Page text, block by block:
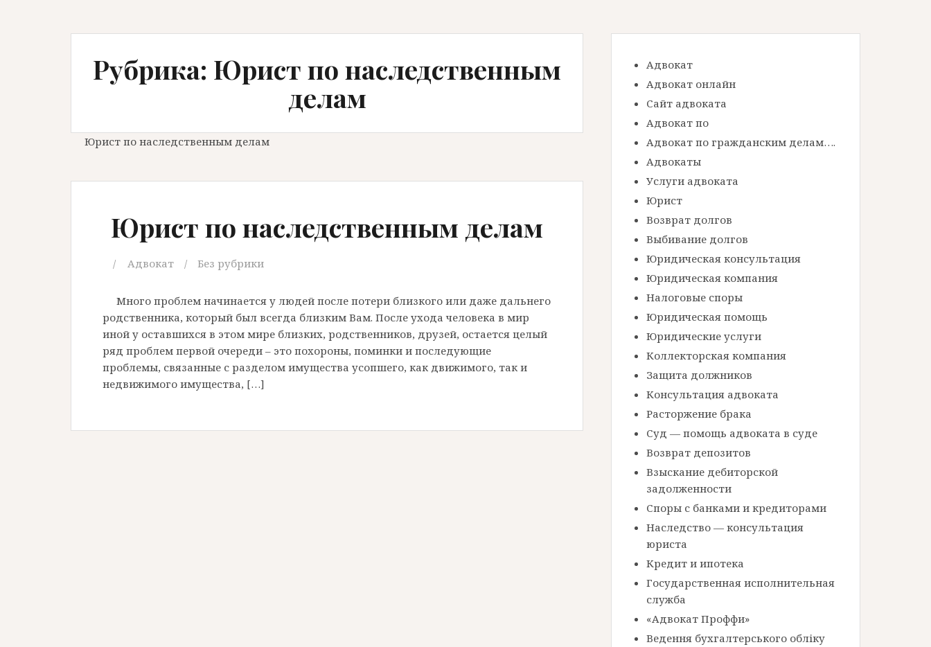
Рубрика: Юрист по наследственным
делам
Юрист по наследственным делам
Юрист по наследственным делам
Адвокат Без рубрики
Много проблем начинается у людей после потери близкого или даже дальнего
родственника, который был всегда близким Вам. После ухода человека в мир
иной у оставшихся в этом мире близких, родственников, друзей, остается целый
ряд проблем первой очереди – это похороны, поминки и последующие
проблемы, связанные с разделом имущества усопшего, как движимого, так и
недвижимого имущества, […]
Адвокат
Адвокат онлайн
Сайт адвоката
Адвокат по
Адвокат по гражданским делам….
Адвокаты
Услуги адвоката
Юрист
Возврат долгов
Выбивание долгов
Юридическая консультация
Юридическая компания
Налоговые споры
Юридическая помощь
Юридические услуги
Коллекторская компания
Защита должников
Консультация адвоката
Расторжение брака
Суд — помощь адвоката в суде
Возврат депозитов
Взыскание дебиторской
задолженности
Споры с банками и кредиторами
Наследство — консультация
юриста
Кредит и ипотека
Государственная исполнительная
служба
«Адвокат Проффи»
Ведення бухгалтерського обліку